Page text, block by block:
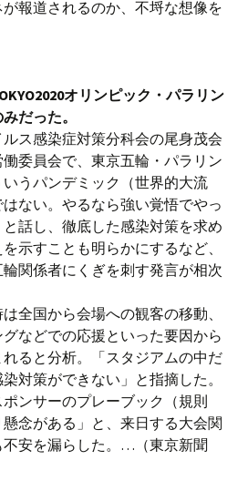
報道されるのか、不埒な想像を
オリンピック・パラリン
だった。
ス感染症対策分科会の尾身茂会
委員会で、東京五輪・パラリン
うパンデミック（世界的大流
ない。やるなら強い覚悟でやっ
話し、徹底した感染対策を求め
示すことも明らかにするなど、
関係者にくぎを刺す発言が相次
全国から会場への観客の移動、
などでの応援といった要因から
ると分析。「スタジアムの中だ
対策ができない」と指摘した。
ポンサーのプレーブック（規則
念がある」と、来日する大会関
安を漏らした。…（東京新聞